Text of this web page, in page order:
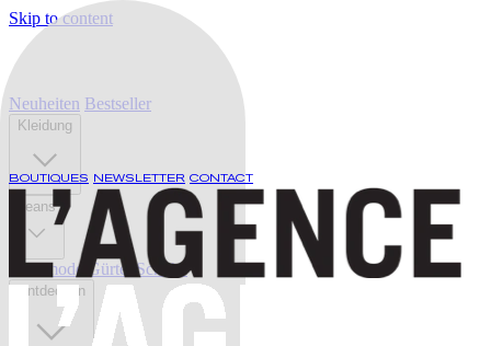
Skip to content
BOUTIQUES NEWSLETTER CONTACT
Neuheiten Bestseller
Kleidung
Jeans
Bademode Gürtel Schuhe
Entdecken